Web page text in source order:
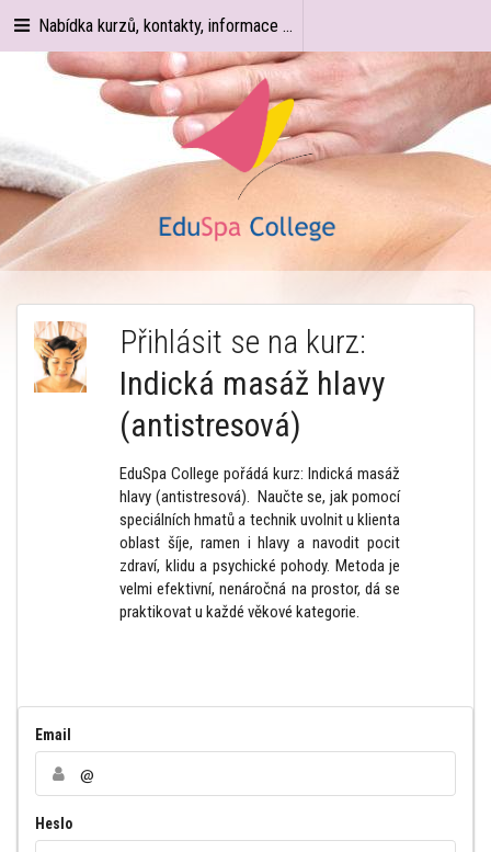
Nabídka kurzů, kontakty, informace ...
Přihlásit se na kurz:
Indická masáž hlavy
(antistresová)
EduSpa College pořádá kurz: Indická masáž
hlavy (antistresová). Naučte se, jak pomocí
speciálních hmatů a technik uvolnit u klienta
oblast šíje, ramen i hlavy a navodit pocit
zdraví, klidu a psychické pohody. Metoda je
velmi efektivní, nenáročná na prostor, dá se
praktikovat u každé věkové kategorie.
Email
Heslo